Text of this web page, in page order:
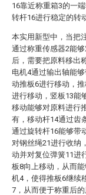
16靠近称重箱3的一
转杆16进行稳定的转
本实用新型中，当把
通过称重传感器2能
后，需要把原料移出
电机4通过输出轴能
动推板6进行移动，
进行移动，竖板13能
移动能够对原料进行
有，移动杆14通过齿
通过旋转杆16能够带
对钢丝绳21进行收纳
动并对复位弹簧11进
板8向上移动，从而
机4，使得推板6继续
7，从而便于称重后的